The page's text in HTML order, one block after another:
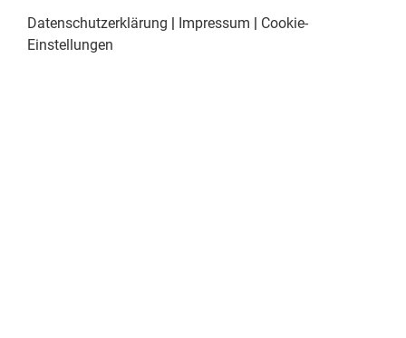
Datenschutzerklärung | Impressum | Cookie-
Einstellungen